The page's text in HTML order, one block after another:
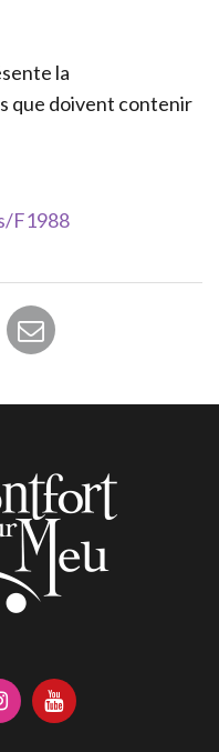
la
que doivent contenir
F1988
Lien